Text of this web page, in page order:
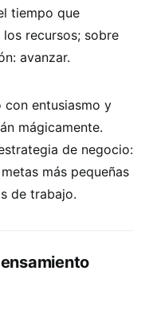
tiempo que
recursos; sobre
avanzar.
con entusiasmo y
mágicamente.
de negocio:
más pequeñas
de trabajo.